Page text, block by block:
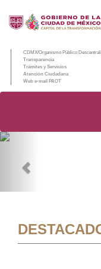
CDMX/Organismo Público
Transparencia
Trámites y Servicios
Atención Ciudadana
Web e-mail PAOT